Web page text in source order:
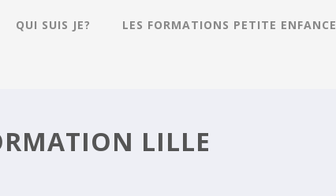
QUI SUIS JE? LES FORMATIONS PETITE ENFANCE
LILLE